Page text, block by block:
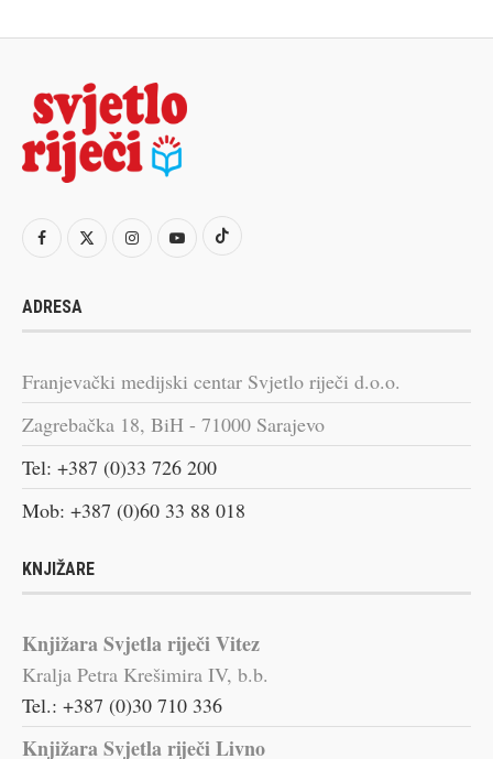
ADRESA
Franjevački medijski centar Svjetlo riječi d.o.o.
Zagrebačka 18, BiH - 71000 Sarajevo
Tel: +387 (0)33 726 200
Mob: +387 (0)60 33 88 018
KNJIŽARE
Knjižara Svjetla riječi Vitez
Kralja Petra Krešimira IV, b.b.
Tel.: +387 (0)30 710 336
Knjižara Svjetla riječi Livno